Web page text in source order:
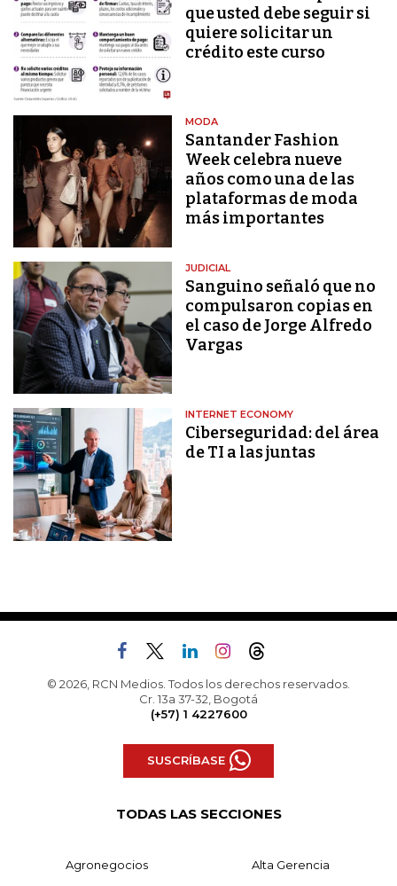
que usted debe seguir si
quiere solicitar un
crédito este curso
MODA
Santander Fashion
Week celebra nueve
años como una de las
plataformas de moda
más importantes
JUDICIAL
Sanguino señaló que no
compulsaron copias en
el caso de Jorge Alfredo
Vargas
INTERNET ECONOMY
Ciberseguridad: del área
de TI a las juntas
© 2026, RCN Medios. Todos los derechos reservados.
Cr. 13a 37-32, Bogotá
(+57) 1 4227600
SUSCRÍBASE
TODAS LAS SECCIONES
Agronegocios Alta Gerencia